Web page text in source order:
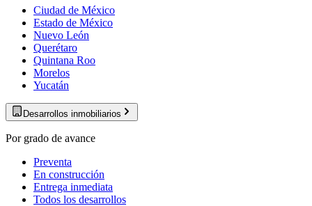
Ciudad de México
Estado de México
Nuevo León
Querétaro
Quintana Roo
Morelos
Yucatán
Desarrollos inmobiliarios
Por grado de avance
Preventa
En construcción
Entrega inmediata
Todos los desarrollos